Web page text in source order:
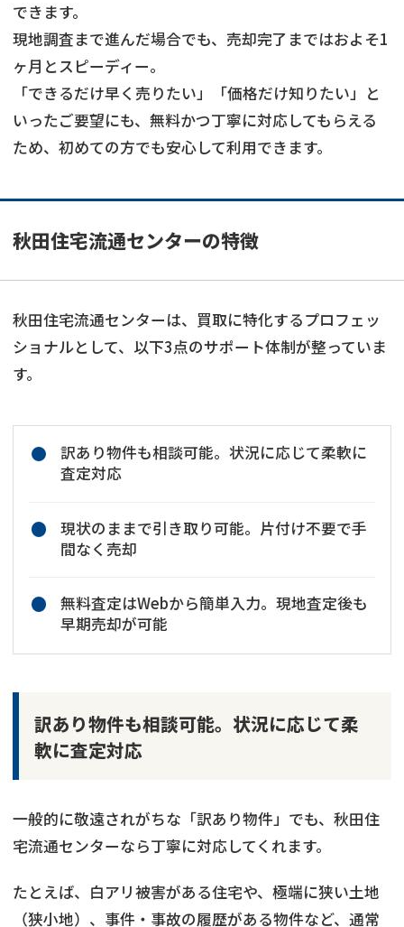
できます。
現地調査まで進んだ場合でも、売却完了まではおよそ1
ヶ月とスピーディー。
「できるだけ早く売りたい」「価格だけ知りたい」と
いったご要望にも、無料かつ丁寧に対応してもらえる
ため、初めての方でも安心して利用できます。
秋田住宅流通センターの特徴
秋田住宅流通センターは、買取に特化するプロフェッ
ショナルとして、以下3点のサポート体制が整っていま
す。
訳あり物件も相談可能。状況に応じて柔軟に
査定対応
現状のままで引き取り可能。片付け不要で手
間なく売却
無料査定はWebから簡単入力。現地査定後も
早期売却が可能
訳あり物件も相談可能。状況に応じて柔
軟に査定対応
一般的に敬遠されがちな「訳あり物件」でも、秋田住
宅流通センターなら丁寧に対応してくれます。
たとえば、白アリ被害がある住宅や、極端に狭い土地
（狭小地）、事件・事故の履歴がある物件など、通常